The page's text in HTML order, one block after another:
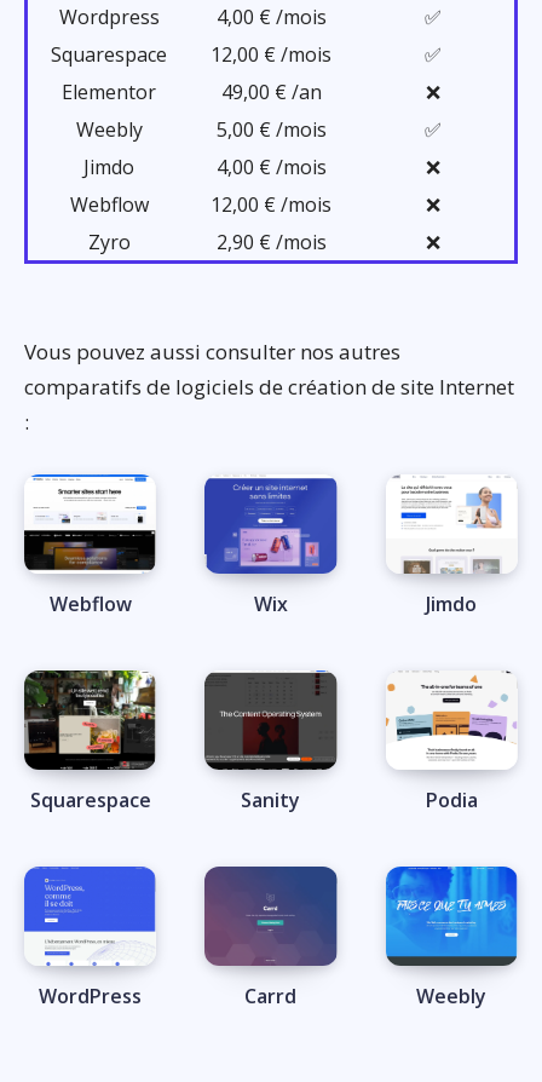
Wordpress
4,00 € /mois
✅
Squarespace
12,00 € /mois
✅
Elementor
49,00 € /an
❌
Weebly
5,00 € /mois
✅
Jimdo
4,00 € /mois
❌
Webflow
12,00 € /mois
❌
Zyro
2,90 € /mois ❌
Vous pouvez aussi consulter nos autres
comparatifs de logiciels de création de site Internet
:
Webflow Wix Jimdo
Squarespace Sanity Podia
WordPress Carrd Weebly